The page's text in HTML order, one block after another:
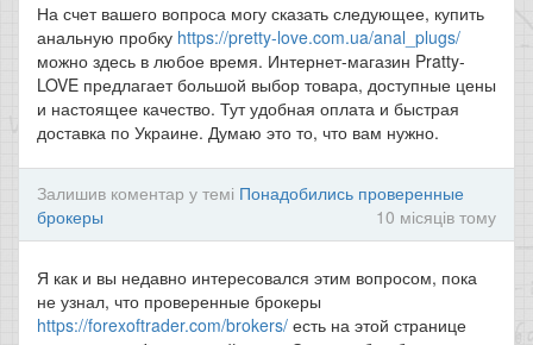
На счет вашего вопроса могу сказать следующее, купить
анальную пробку https://pretty-love.com.ua/anal_plugs/
можно здесь в любое время. Интернет-магазин Pratty-
LOVE предлагает большой выбор товара, доступные цены
и настоящее качество. Тут удобная оплата и быстрая
доставка по Украине. Думаю это то, что вам нужно.
Залишив коментар у темі Понадобились проверенные
брокеры
10 місяців тому
Я как и вы недавно интересовался этим вопросом, пока
не узнал, что проверенные брокеры
https://forexoftrader.com/brokers/ есть на этой странице